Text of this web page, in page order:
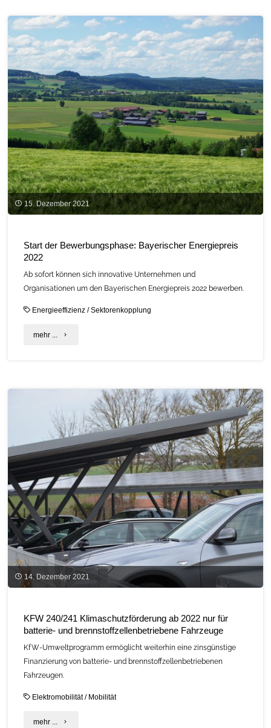
Beteiligung
an
Wind-
und
Solarparks"
15. Dezember 2021
Start der Bewerbungsphase: Bayerischer Energiepreis
2022
Ab sofort können sich innovative Unternehmen und
Organisationen um den Bayerischen Energiepreis 2022 bewerben.
Energieeffizienz /Sektorenkopplung
mehr ... "Start
Bayerischer
Energiepreis
2022"
14. Dezember 2021
KFW 240/241 Klimaschutzförderung ab 2022 nur für
batterie- und brennstoffzellenbetriebene Fahrzeuge
KfW-Umweltprogramm ermöglicht weiterhin eine zinsgünstige
Finanzierung von batterie- und brennstoffzellenbetriebenen
Fahrzeugen.
Elektromobilität/ Mobilität
mehr ... "KFW